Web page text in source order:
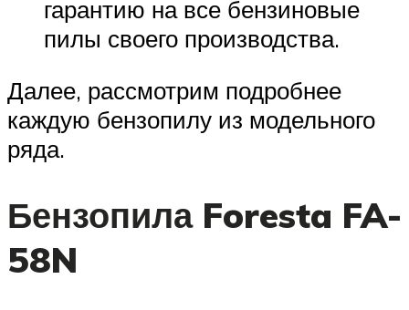
гарантию на все бензиновые
пилы своего производства.
Далее, рассмотрим подробнее
каждую бензопилу из модельного
ряда.
Бензопила Foresta FA-
58N